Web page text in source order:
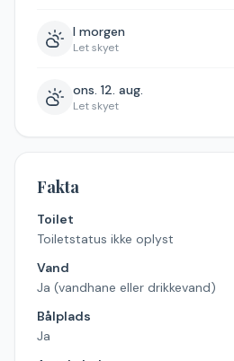
I morgen
Let skyet
ons. 12. aug.
Let skyet
Fakta
Toilet
Toiletstatus ikke oplyst
Vand
Ja (vandhane eller drikkevand)
Bålplads
Ja